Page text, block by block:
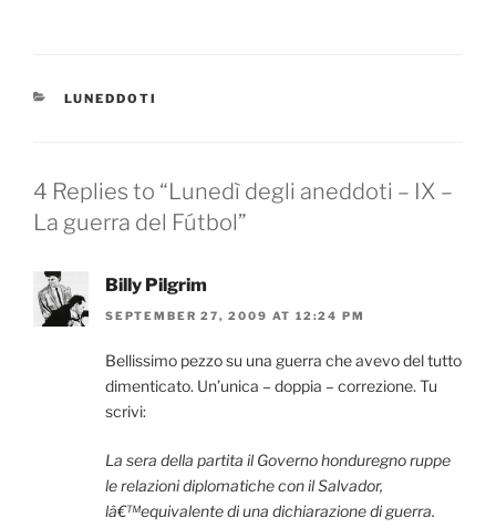
CATEGORIES
LUNEDDOTI
4 Replies to “Lunedì degli aneddoti – IX –
La guerra del Fútbol”
Billy Pilgrim
SEPTEMBER 27, 2009 AT 12:24 PM
Bellissimo pezzo su una guerra che avevo del tutto
dimenticato. Un’unica – doppia – correzione. Tu
scrivi:
La sera della partita il Governo honduregno ruppe
le relazioni diplomatiche con il Salvador,
lâ€™equivalente di una dichiarazione di guerra.